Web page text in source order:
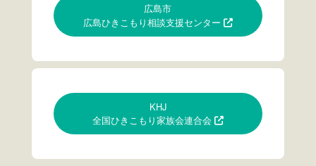
広島市
広島ひきこもり相談支援センター
KHJ
全国ひきこもり家族会連合会